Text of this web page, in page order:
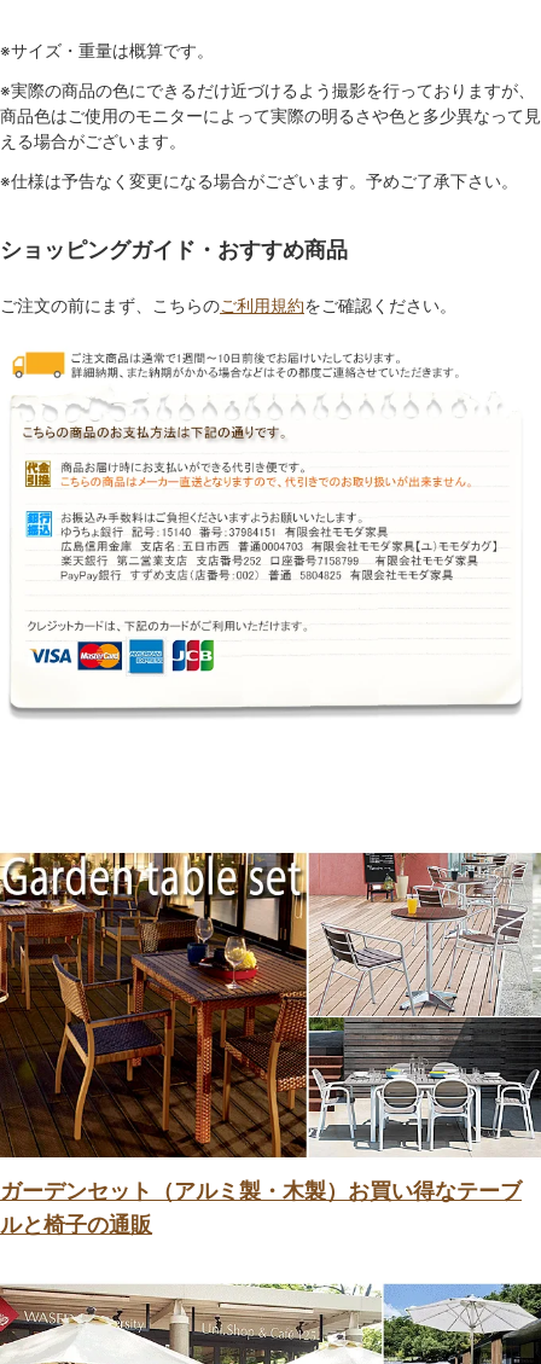
※サイズ・重量は概算です。
※実際の商品の色にできるだけ近づけるよう撮影を行っておりますが、
商品色はご使用のモニターによって実際の明るさや色と多少異なって見
える場合がございます。
※仕様は予告なく変更になる場合がございます。予めご了承下さい。
ショッピングガイド・おすすめ商品
ご注文の前にまず、こちらのご利用規約をご確認ください。
ガーデンセット（アルミ製・木製）お買い得なテーブ
ルと椅子の通販